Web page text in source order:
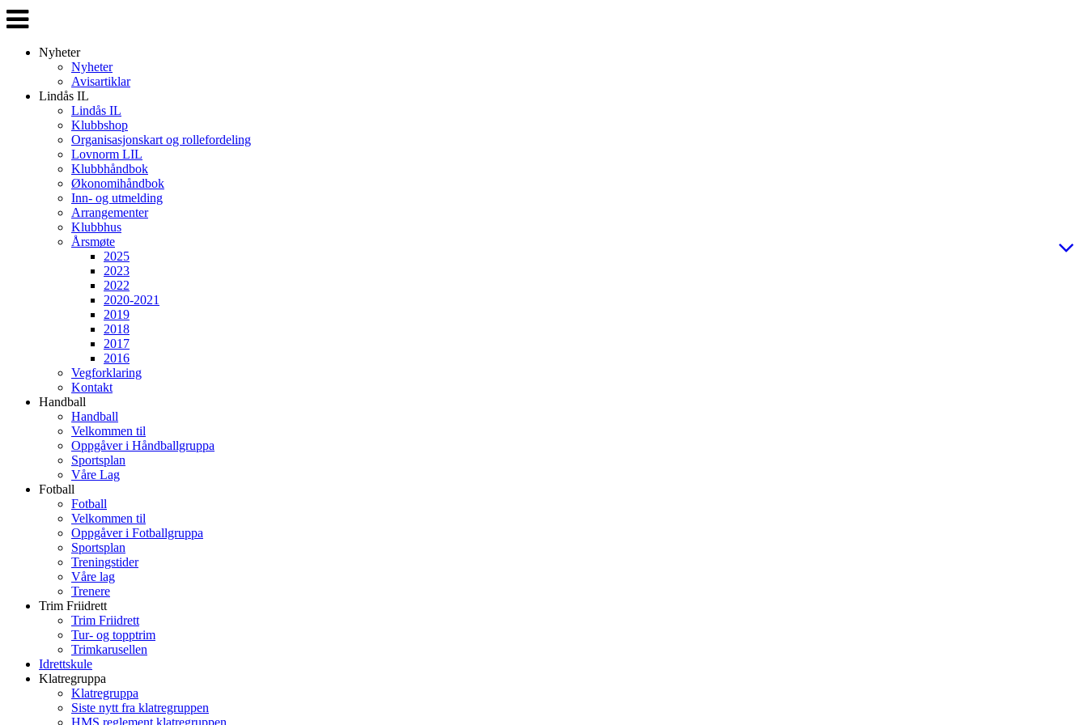
Veksle
navigasjon
Nyheter
Nyheter
Avisartiklar
Lindås IL
Lindås IL
Klubbshop
Organisasjonskart og rollefordeling
Lovnorm LIL
Klubbhåndbok
Økonomihåndbok
Inn- og utmelding
Arrangementer
Klubbhus
Årsmøte
2025
2023
2022
2020-2021
2019
2018
2017
2016
Vegforklaring
Kontakt
Handball
Handball
Velkommen til
Oppgåver i Håndballgruppa
Sportsplan
Våre Lag
Fotball
Fotball
Velkommen til
Oppgåver i Fotballgruppa
Sportsplan
Treningstider
Våre lag
Trenere
Trim Friidrett
Trim Friidrett
Tur- og topptrim
Trimkarusellen
Idrettskule
Klatregruppa
Klatregruppa
Siste nytt fra klatregruppen
HMS reglement klatregruppen